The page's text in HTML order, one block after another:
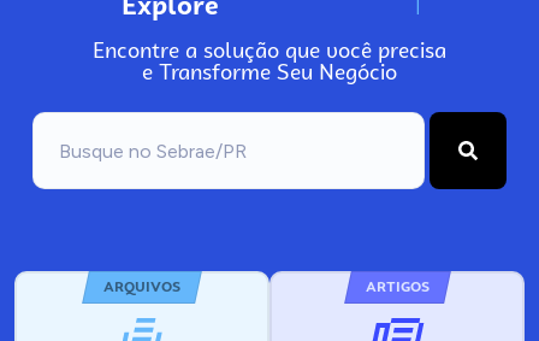
Encontre a solução que você precisa
e Transforme Seu Negócio
ARQUIVOS ARTIGOS